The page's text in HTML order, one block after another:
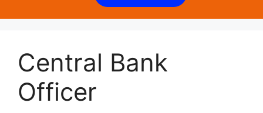
Central Bank
Officer